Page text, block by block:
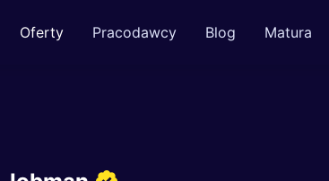
Oferty Pracodawcy Blog Matura